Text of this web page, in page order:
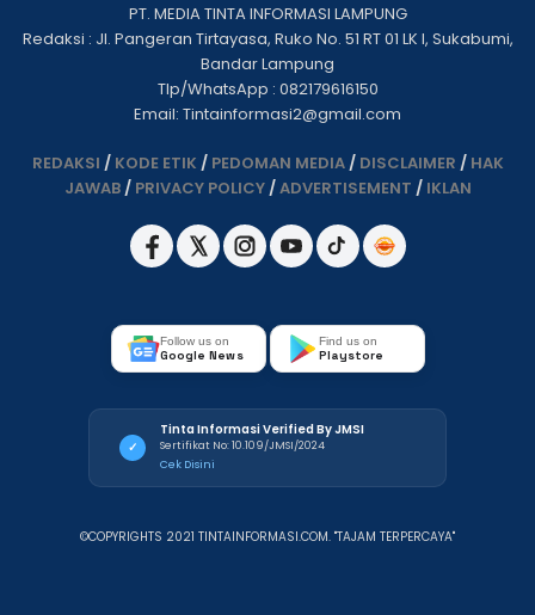
PT. MEDIA TINTA INFORMASI LAMPUNG
Redaksi : Jl. Pangeran Tirtayasa, Ruko No. 51 RT 01 LK I, Sukabumi,
Bandar Lampung
Tlp/WhatsApp : 082179616150
Email: Tintainformasi2@gmail.com
REDAKSI / KODE ETIK / PEDOMAN MEDIA/ DISCLAIMER / HAK
JAWAB/ PRIVACY POLICY/ADVERTISEMENT / IKLAN
Follow us on
Google News
Find us on
Playstore
✓
Tinta Informasi Verified By JMSI
Sertifikat No: 10.109/JMSI/2024
Cek Disini
©COPYRIGHTS 2021 TINTAINFORMASI.COM. "TAJAM TERPERCAYA"